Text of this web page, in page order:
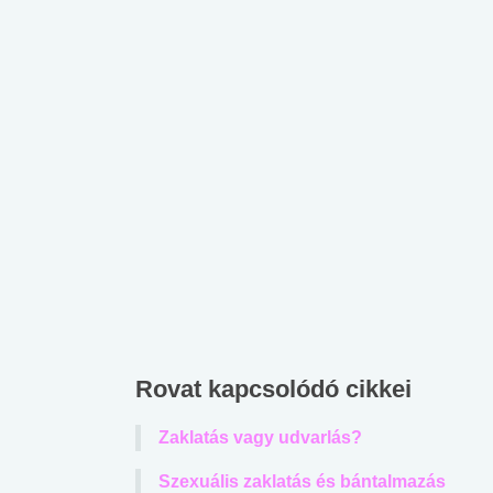
Rovat kapcsolódó cikkei
Zaklatás vagy udvarlás?
Szexuális zaklatás és bántalmazás